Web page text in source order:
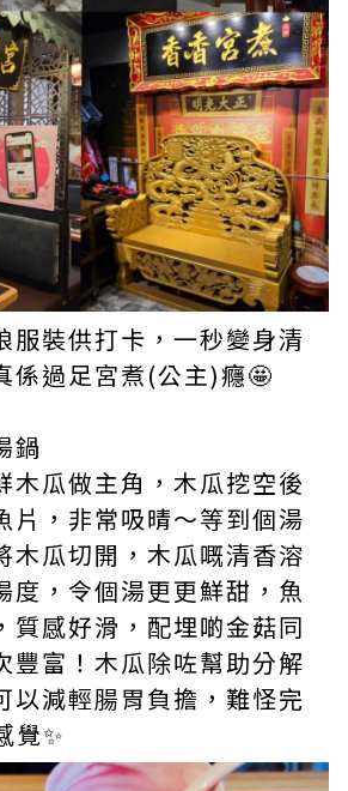
服裝供打卡，一秒變身清
係過足宮煮(公主)癮🤩
鍋
木瓜做主角，木瓜挖空後
片，非常吸晴～等到個湯
木瓜切開，木瓜嘅清香溶
度，令個湯更更鮮甜，魚
質感好滑，配埋啲金菇同
豐富！木瓜除咗幫助分解
以減輕腸胃負擔，難怪完
覺✨